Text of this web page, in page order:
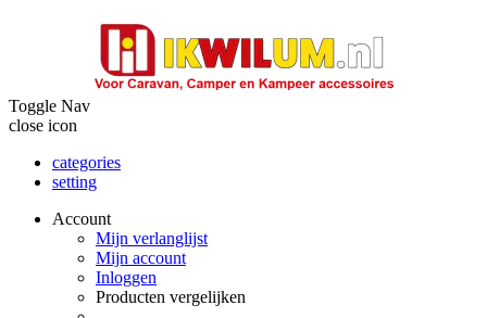
Toggle Nav
close icon
categories
setting
Account
Mijn verlanglijst
Mijn account
Inloggen
Producten vergelijken